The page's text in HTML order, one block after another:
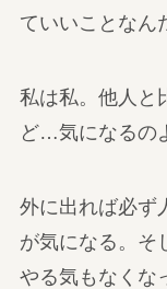
ていいことなん
私は私。他人と
ど…気になるの
外に出れば必ず
が気になる。そ
やる気もなくな